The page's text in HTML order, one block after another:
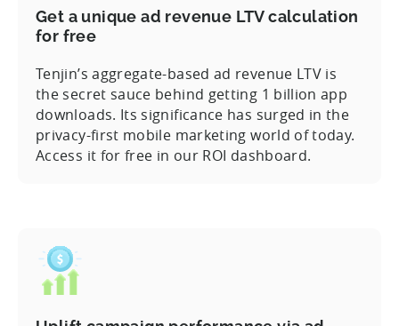
Get a unique ad revenue LTV calculation
for free
Tenjin’s aggregate-based ad revenue LTV is
the secret sauce behind getting 1 billion app
downloads. Its significance has surged in the
privacy-first mobile marketing world of today.
Access it for free in our ROI dashboard.